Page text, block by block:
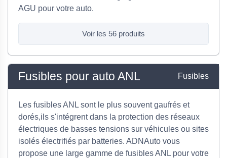
AGU pour votre auto.
Voir les 56 produits
Fusibles pour auto ANL Fusibles
Les fusibles ANL sont le plus souvent gaufrés et
dorés,ils s'intégrent dans la protection des réseaux
électriques de basses tensions sur véhicules ou sites
isolés électrifiés par batteries. ADNAuto vous
propose une large gamme de fusibles ANL pour votre